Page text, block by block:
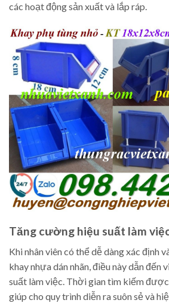
các hoạt động sản xuất và lắp ráp.
Tăng cường hiệu suất làm
Khi nhân viên có thể dễ dàng xác định
khay nhựa dán nhãn, điều này dẫn đến
suất làm việc. Thời gian tìm kiếm
giúp cho quy trình diễn ra suôn sẻ và